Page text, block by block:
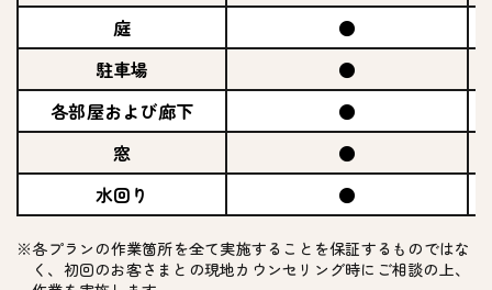
庭
●
駐車場
●
各部屋および廊下
●
窓
●
水回り
●
※各プランの作業箇所を全て実施することを保証するものではな
く、初回のお客さまとの現地カウンセリング時にご相談の上、